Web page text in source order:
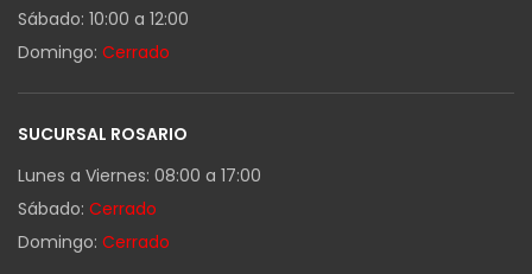
Sábado: 10:00 a 12:00
Domingo: Cerrado
SUCURSAL ROSARIO
Lunes a Viernes: 08:00 a 17:00
Sábado: Cerrado
Domingo: Cerrado